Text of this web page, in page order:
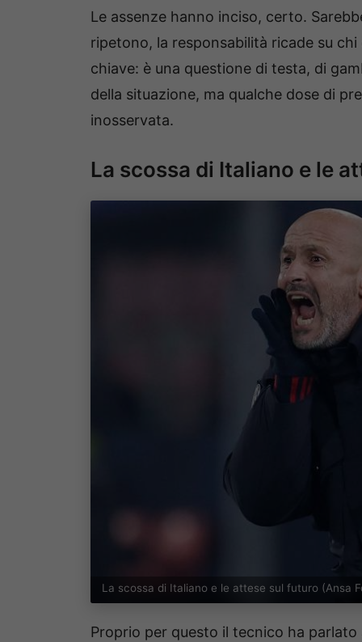
Le assenze hanno inciso, certo.
ripetono, la responsabilità ricade su
chiave: è una questione di testa, di
della situazione, ma qualche dose di
inosservata.
La scossa di Italiano e le
La scossa di Italiano e le attese sul futuro (Ansa
Proprio per questo il tecnico ha